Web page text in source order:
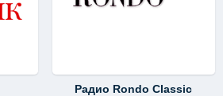
Радио Rondo Classic